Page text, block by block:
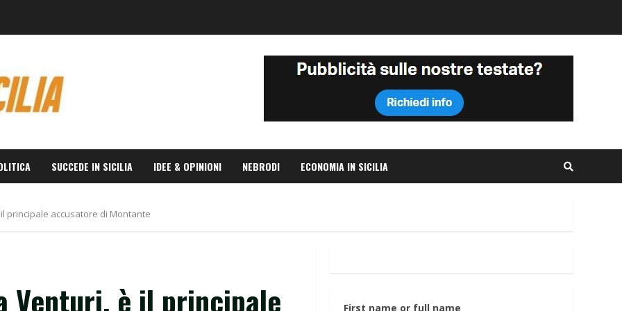
SUCCEDE IN SICILIA IDEE & OPINIONI NEBRODI ECONOMIA IN SICILIA
principale accusatore di Montante
Venturi, è il principale
First name or full name